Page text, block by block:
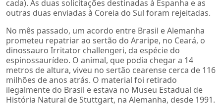
cada). As duas solicitações destinadas à Espanha e as
outras duas enviadas à Coreia do Sul foram rejeitadas.
No mês passado, um acordo entre Brasil e Alemanha
prometeu repatriar ao sertão do Araripe, no Ceará, o
dinossauro Irritator challengeri, da espécie do
espinossaurídeo. O animal, que podia chegar a 14
metros de altura, viveu no sertão cearense cerca de 116
milhões de anos atrás. O material foi retirado
ilegalmente do Brasil e estava no Museu Estadual de
História Natural de Stuttgart, na Alemanha, desde 1991.